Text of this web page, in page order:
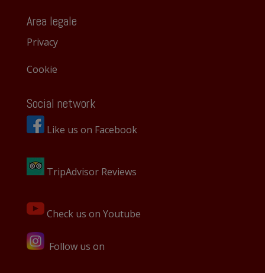
Area legale
Privacy
Cookie
Social network
Like us on Facebook
TripAdvisor Reviews
Check us on Youtube
Follow us on